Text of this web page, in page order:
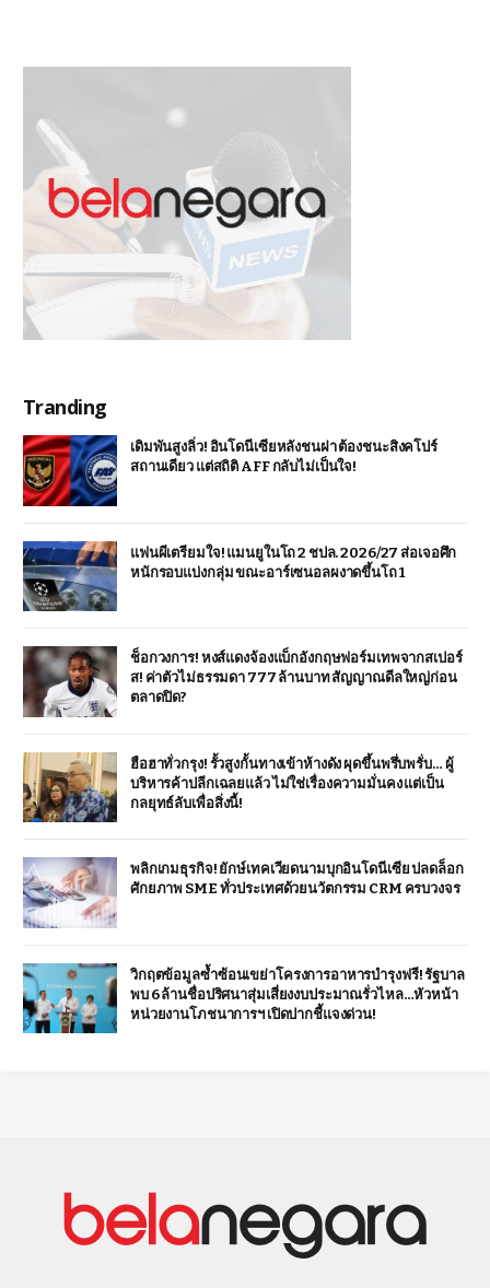
Tranding
เดิมพันสูงลิ่ว! อินโดนีเซียหลังชนฝา ต้องชนะสิงคโปร์
สถานเดียว แต่สถิติ AFF กลับไม่เป็นใจ!
แฟนผีเตรียมใจ! แมนยูในโถ 2 ชปล. 2026/27 ส่อเจอศึก
หนักรอบแบ่งกลุ่ม ขณะอาร์เซนอลผงาดขึ้นโถ 1
ช็อกวงการ! หงส์แดงจ้องแบ็กอังกฤษฟอร์มเทพจากสเปอร์
ส! ค่าตัวไม่ธรรมดา 777 ล้านบาท สัญญาณดีลใหญ่ก่อน
ตลาดปิด?
ฮือฮาทั่วกรุง! รั้วสูงกั้นทางเข้าห้างดัง ผุดขึ้นพรึ่บพรั่บ… ผู้
บริหารค้าปลีกเฉลยแล้ว ไม่ใช่เรื่องความมั่นคง แต่เป็น
กลยุทธ์ลับเพื่อสิ่งนี้!
พลิกเกมธุรกิจ! ยักษ์เทคเวียดนามบุกอินโดนีเซีย ปลดล็อก
ศักยภาพ SME ทั่วประเทศด้วยนวัตกรรม CRM ครบวงจร
วิกฤตข้อมูลซ้ำซ้อนเขย่าโครงการอาหารบำรุงฟรี! รัฐบาล
พบ 6 ล้านชื่อปริศนาสุ่มเสี่ยงงบประมาณรั่วไหล…หัวหน้า
หน่วยงานโภชนาการฯ เปิดปากชี้แจงด่วน!